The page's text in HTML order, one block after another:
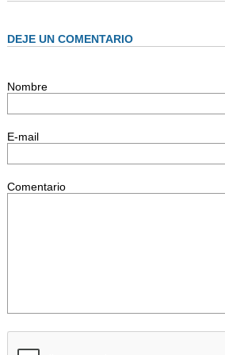
DEJE UN COMENTARIO
Nombre
E-mail
Comentario